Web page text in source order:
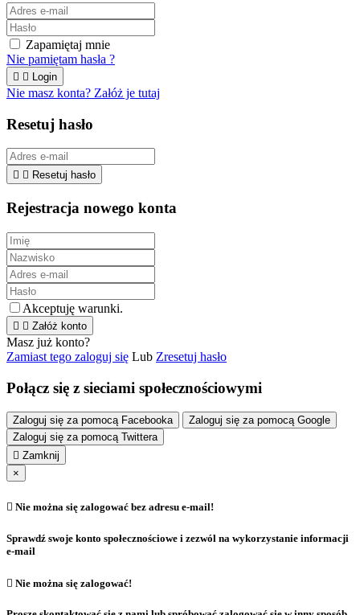
Zapamiętaj mnie
Nie pamiętam hasła ?
  Login
Nie masz konta? Załóż je tutaj
Resetuj hasło
  Resetuj hasło
Rejestracja nowego konta
Akceptuję warunki.
  Załóż konto
Masz już konto?
Zamiast tego zaloguj się Lub Zresetuj hasło
Połącz się z sieciami społecznościowymi
Zaloguj się za pomocą Facebooka
Zaloguj się za pomocą Google
Zaloguj się za pomocą Twittera
 Zamknij
×
 Nie można się zalogować bez adresu e-mail!
Sprawdź swoje konto społecznościowe i zezwól na wykorzystanie informacji
e-mail
 Nie można się zalogować!